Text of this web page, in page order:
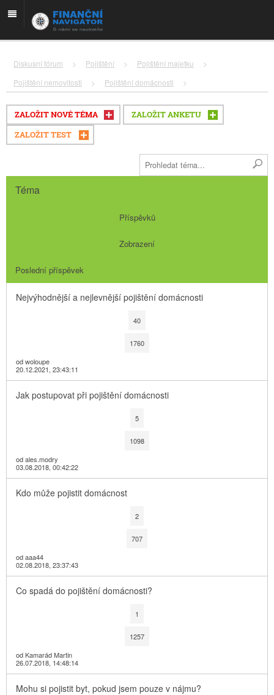
Diskusní fórum > Pojištění > Pojištění majetku
>
Pojištění nemovitosti
> Pojištění domácnosti >
ZALOŽIT NOVÉ TÉMA ZALOŽIT ANKETU
ZALOŽIT TEST
Téma
Příspěvků
Zobrazení
Poslední příspěvek
Nejvýhodnější a nejlevnější pojištění domácnosti
40
1760
od woloupe
20.12.2021, 23:43:11
Jak postupovat při pojištění domácnosti
5
1098
od ales.modry
03.08.2018, 00:42:22
Kdo může pojistit domácnost
2
707
od aaa44
02.08.2018, 23:37:43
Co spadá do pojištění domácnosti?
1
1257
od Kamarád Martin
26.07.2018, 14:48:14
Mohu si pojistit byt, pokud jsem pouze v nájmu?